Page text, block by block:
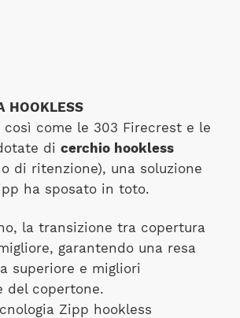
HOOKLESS
così come le 303 Firecrest e le
di cerchio hookless
di ritenzione), una soluzione
ha sposato in toto.
la transizione tra copertura
garantendo una resa
superiore e migliori
del copertone.
Zipp hookless